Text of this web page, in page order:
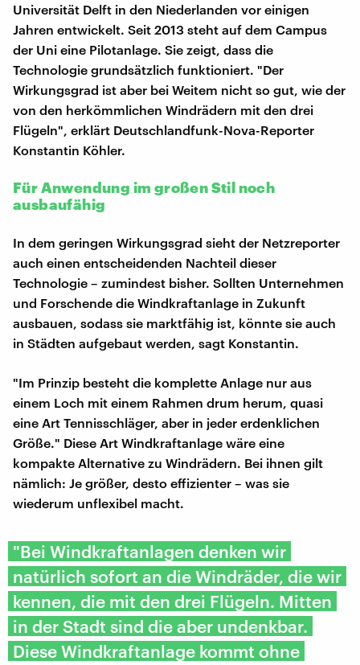
Universität Delft in den Niederlanden vor einigen
Jahren entwickelt. Seit 2013 steht auf dem Campus
der Uni eine Pilotanlage. Sie zeigt, dass die
Technologie grundsätzlich funktioniert. "Der
Wirkungsgrad ist aber bei Weitem nicht so gut, wie der
von den herkömmlichen Windrädern mit den drei
Flügeln", erklärt Deutschlandfunk-Nova-Reporter
Konstantin Köhler.
Für Anwendung im großen Stil noch
ausbaufähig
In dem geringen Wirkungsgrad sieht der Netzreporter
auch einen entscheidenden Nachteil dieser
Technologie – zumindest bisher. Sollten Unternehmen
und Forschende die Windkraftanlage in Zukunft
ausbauen, sodass sie marktfähig ist, könnte sie auch
in Städten aufgebaut werden, sagt Konstantin.
"Im Prinzip besteht die komplette Anlage nur aus
einem Loch mit einem Rahmen drum herum, quasi
eine Art Tennisschläger, aber in jeder erdenklichen
Größe." Diese Art Windkraftanlage wäre eine
kompakte Alternative zu Windrädern. Bei ihnen gilt
nämlich: Je größer, desto effizienter – was sie
wiederum unflexibel macht.
"Bei Windkraftanlagen denken wir
natürlich sofort an die Windräder, die wir
kennen, die mit den drei Flügeln. Mitten
in der Stadt sind die aber undenkbar.
Diese Windkraftanlage kommt ohne